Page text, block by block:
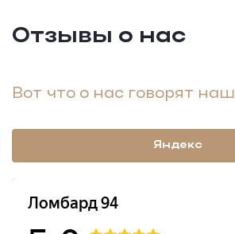
Отзывы о нас
Вот что о нас говорят
Яндекс